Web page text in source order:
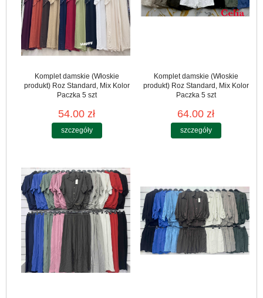
Komplet damskie (Włoskie
produkt) Roz Standard, Mix Kolor
Paczka 5 szt
54.00 zł
szczegóły
Komplet damskie (Włoskie
produkt) Roz Standard, Mix Kolor
Paczka 5 szt
64.00 zł
szczegóły